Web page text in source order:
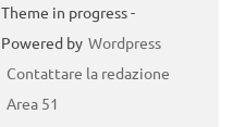
Theme in progress -
Powered by Wordpress
Contattare la redazione
Area 51